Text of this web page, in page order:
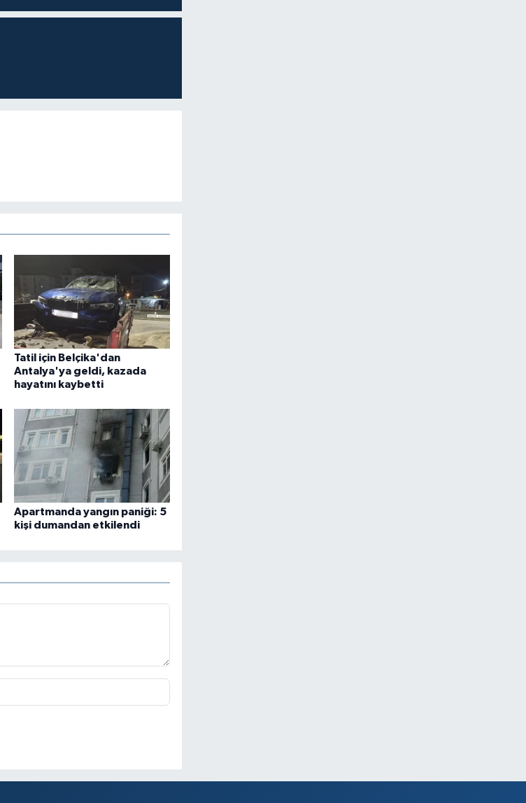
Tatil için Belçika'dan
Antalya'ya geldi, kazada
hayatını kaybetti
Apartmanda yangın paniği: 5
kişi dumandan etkilendi